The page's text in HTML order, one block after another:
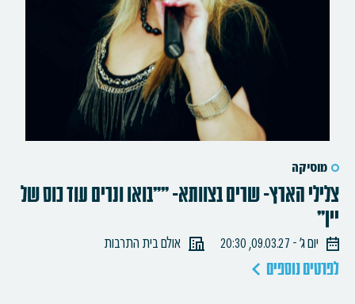
מוסיקה
צלילי הארץ- שרים בצוותא- ""בואו ונרים עוד כוס של
יין"
יום ג׳ - 09.03.27, 20:30 אולם בית התרבות
לפרטים נוספים